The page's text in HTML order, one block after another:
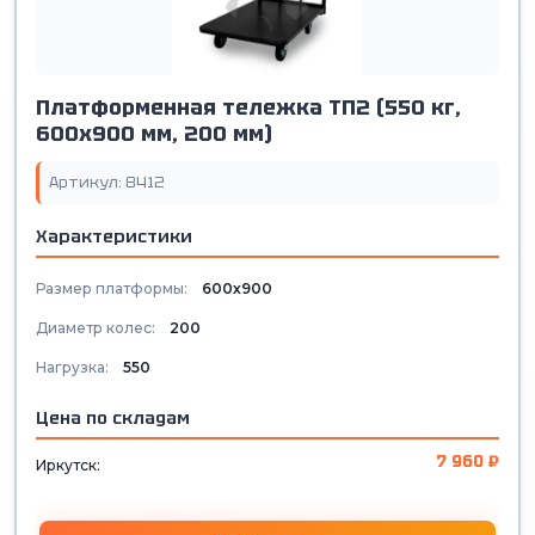
Платформенная тележка ТП2 (550 кг,
600х900 мм, 200 мм)
Артикул: 8412
Характеристики
Размер платформы: 600х900
Диаметр колес: 200
Нагрузка: 550
Цена по складам
Иркутск: 7 960 ₽